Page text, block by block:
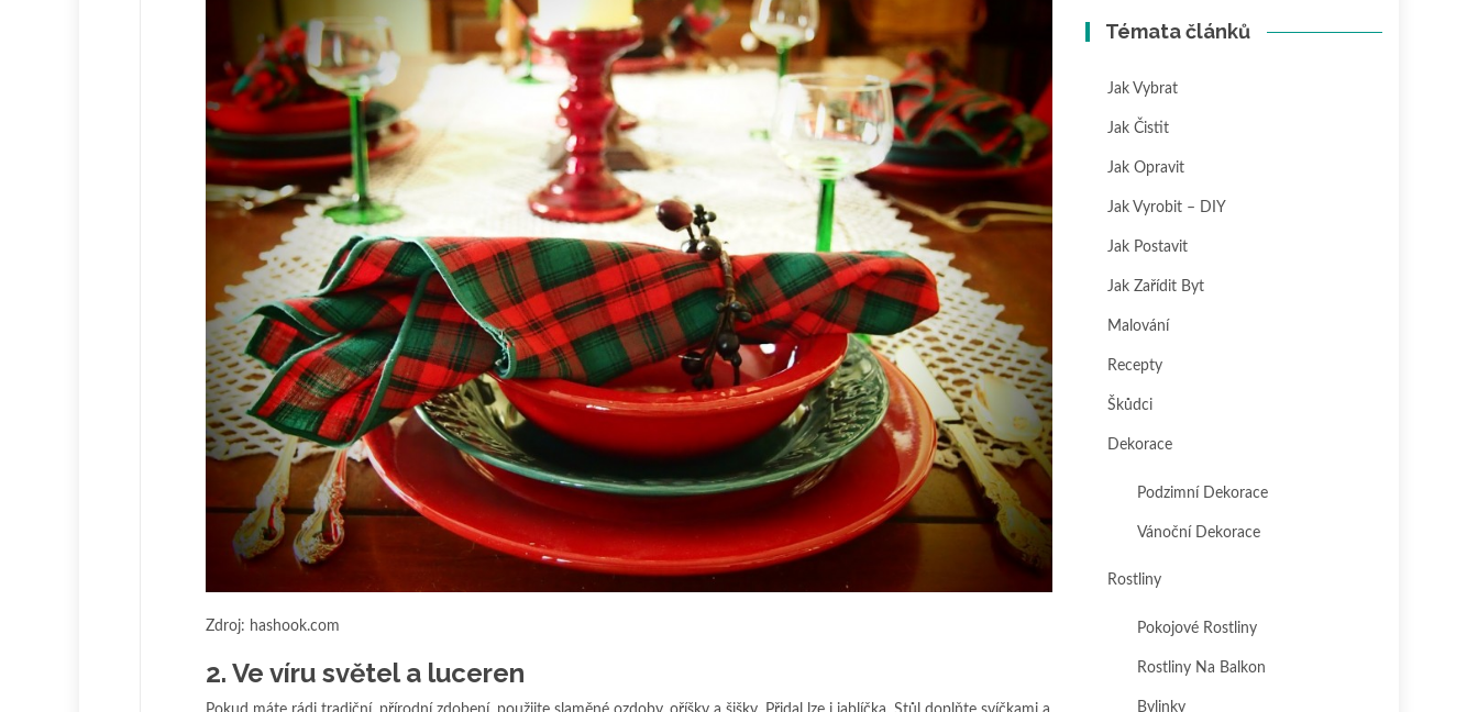
Zdroj: hashook.com
2. Ve víru světel a luceren
Témata článků
Jak Vybrat
Jak Čistit
Jak Opravit
Jak Vyrobit – DIY
Jak Postavit
Jak Zařídit Byt
Malování
Recepty
Škůdci
Dekorace
Podzimní Dekorace
Vánoční Dekorace
Rostliny
Pokojové Rostliny
Rostliny Na Balkon
Bylinky